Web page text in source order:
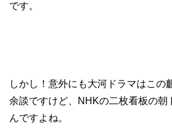
です。
しかし！意外にも大河ドラマはこの
余談ですけど、NHKの二枚看板の朝
んですよね。